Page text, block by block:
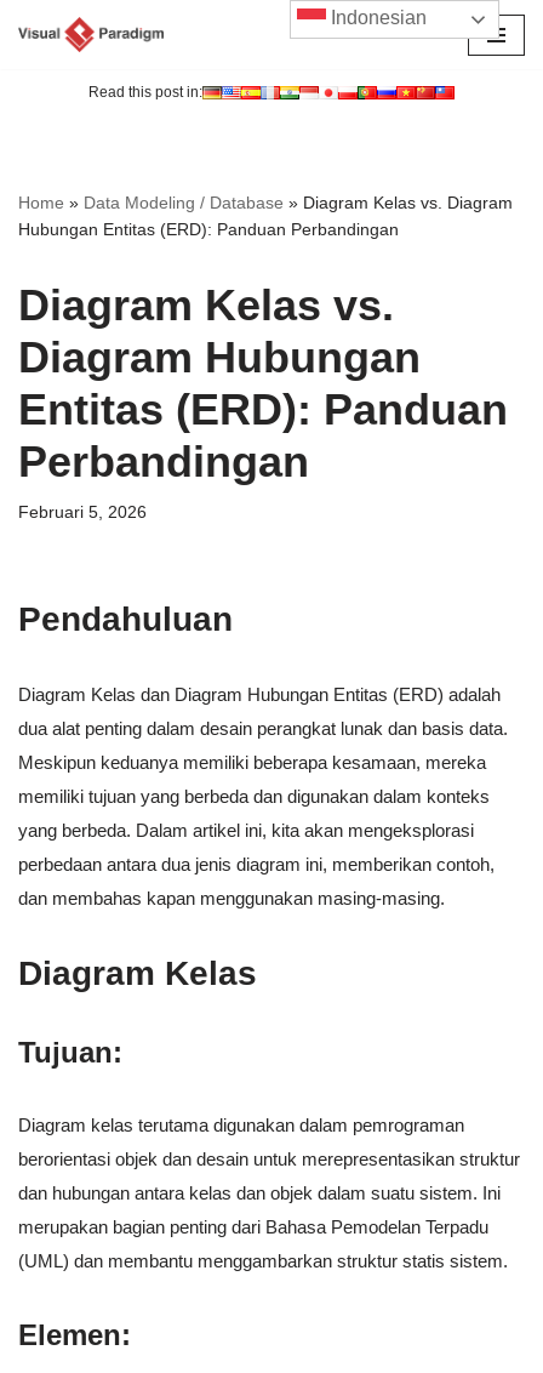
Read this post in:
Home » Data Modeling / Database » Diagram Kelas vs. Diagram
Hubungan Entitas (ERD): Panduan Perbandingan
Diagram Kelas vs.
Diagram Hubungan
Entitas (ERD): Panduan
Perbandingan
Februari 5, 2026
Pendahuluan
Diagram Kelas dan Diagram Hubungan Entitas (ERD) adalah
dua alat penting dalam desain perangkat lunak dan basis data.
Meskipun keduanya memiliki beberapa kesamaan, mereka
memiliki tujuan yang berbeda dan digunakan dalam konteks
yang berbeda. Dalam artikel ini, kita akan mengeksplorasi
perbedaan antara dua jenis diagram ini, memberikan contoh,
dan membahas kapan menggunakan masing-masing.
Diagram Kelas
Tujuan:
Diagram kelas terutama digunakan dalam pemrograman
berorientasi objek dan desain untuk merepresentasikan struktur
dan hubungan antara kelas dan objek dalam suatu sistem. Ini
merupakan bagian penting dari Bahasa Pemodelan Terpadu
(UML) dan membantu menggambarkan struktur statis sistem.
Elemen:
Indonesian